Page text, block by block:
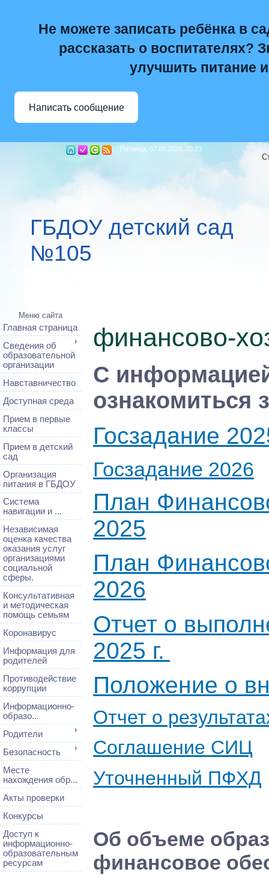
Не можете записать ребёнка в
рассказать о воспитателях?
улучшить питание
Написать сообщение
Пятница, 07.08.2026, 20:23
ГБДОУ детский сад
№105
Меню сайта
Главная страница
Сведения об
образовательной
организации
Навставничество
Доступная среда
Прием в первые
классы
Прием в детский
сад
Организация
питания в ГБДОУ
Система
навигации и ...
Независимая
оценка качества
оказания услуг
организациями
социальной
сферы.
Консультативная
и методическая
помощь семьям
Коронавирус
Информация для
родителей
Противодействие
коррупции
Информационно-
образо...
Родители
Безопасность
Месте
нахождения обр...
Акты проверки
Конкурсы
Доступ к
информационно-
образовательным
ресурсам
финансово-
С
ознакомиться
Госзадание
Госзадание 2026
План
2025
План
2026
Отчет о
2025 г.
Положение о
Отчет о
Соглашение СИЦ
Уточненный ПФХД
Об объеме
финансовое